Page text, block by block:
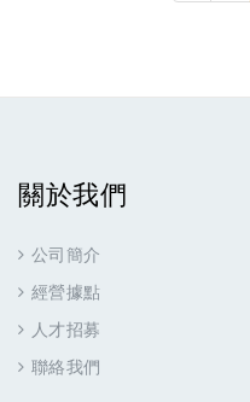
關於我們
公司簡介
經營據點
人才招募
聯絡我們